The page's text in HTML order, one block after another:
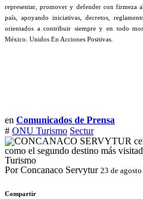
representar, promover y defender con firmeza
país, apoyando iniciativas, decretos,
orientados a contribuir siempre y en todo
México. Unidos En Acciones Positivas.
en Comunicados de Prensa
# ONU Turismo Sectur
Por Concanaco Servytur 23 de
Compartir